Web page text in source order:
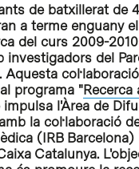
de batxillerat de
a terme enguany
del curs 2009-
investigadors del
Aquesta
programa "Recerca
impulsa l'Àrea de
la col·laboració
(IRB
Catalunya.